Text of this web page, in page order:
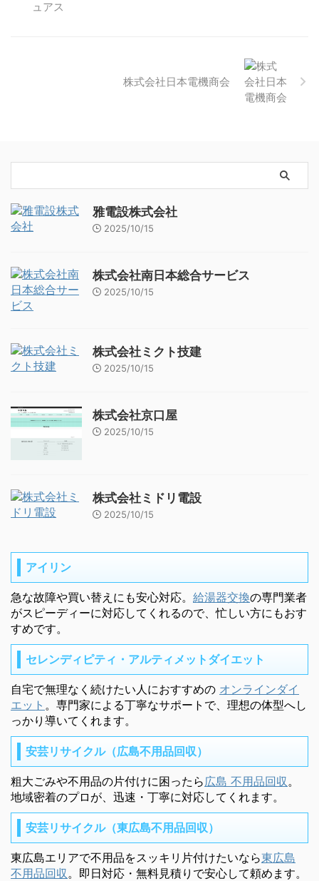
株式会社日本電機商会
雅電設株式会社
2025/10/15
株式会社南日本総合サービス
2025/10/15
株式会社ミクト技建
2025/10/15
株式会社京口屋
2025/10/15
株式会社ミドリ電設
2025/10/15
アイリン
急な故障や買い替えにも安心対応。 給湯器交換の専門業者
がスピーディーに対応してくれるので、忙しい方にもおす
すめです。
セレンディピティ・アルティメットダイエット
自宅で無理なく続けたい人におすすめの オンラインダイ
エット 。専門家による丁寧なサポートで、理想の体型へし
っかり導いてくれます。
安芸リサイクル（広島不用品回収）
粗大ごみや不用品の片付けに困ったら 広島 不用品回収 。
地域密着のプロが、迅速・丁寧に対応してくれます。
安芸リサイクル（東広島不用品回収）
東広島エリアで不用品をスッキリ片付けたいなら東広島
不用品回収 。即日対応・無料見積りで安心して頼めます。